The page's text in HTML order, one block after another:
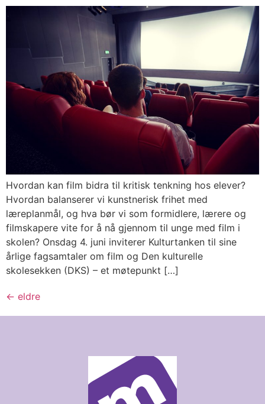
Hvordan kan film bidra til kritisk tenkning hos elever?
Hvordan balanserer vi kunstnerisk frihet med
læreplanmål, og hva bør vi som formidlere, lærere og
filmskapere vite for å nå gjennom til unge med film i
skolen? Onsdag 4. juni inviterer Kulturtanken til sine
årlige fagsamtaler om film og Den kulturelle
skolesekken (DKS) – et møtepunkt […]
← eldre